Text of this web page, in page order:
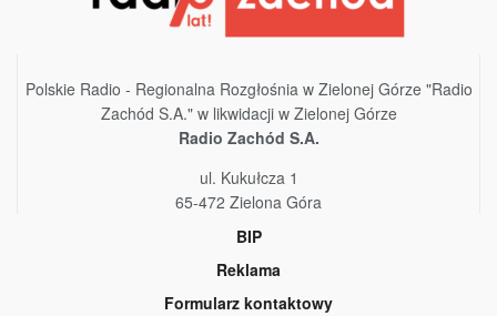
Polskie Radio - Regionalna Rozgłośnia w Zielonej Górze "Radio
Zachód S.A." w likwidacji w Zielonej Górze
Radio Zachód S.A.
ul. Kukułcza 1
65-472 Zielona Góra
BIP
Reklama
Formularz kontaktowy